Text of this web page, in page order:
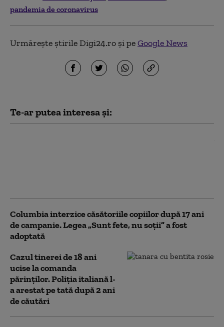
pandemia de coronavirus
Urmărește știrile Digi24.ro și peGoogle News
Te-ar putea interesa și:
Columbia interzice căsătoriile copiilor după 17 ani
de campanie. Legea „Sunt fete, nu soții” a fost
adoptată
Cazul tinerei de 18 ani
ucise la comanda
părinților. Poliția italiană l-
a arestat pe tată după 2 ani
de căutări